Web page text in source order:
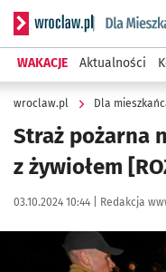
Serwis informacyjny
WAKACJE Aktualności
wroclaw.pl Dla
Straż pożarna
z żywiołem
Data publikacji:
03.10.2024 10:44 | Autor:
Redakcja
Kliknij, aby powiększyć